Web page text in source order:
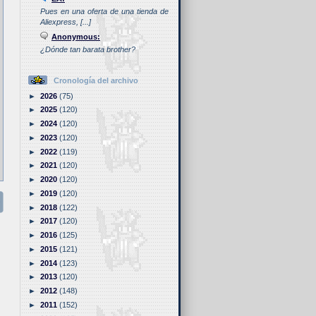
Pues en una oferta de una tienda de
Aliexpress, [...]
Anonymous:
¿Dónde tan barata brother?
Cronología del archivo
►2026(75)
►2025(120)
►2024(120)
►2023(120)
►2022(119)
►2021(120)
►2020(120)
►2019(120)
►2018(122)
►2017(120)
►2016(125)
►2015(121)
►2014(123)
►2013(120)
►2012(148)
►2011(152)